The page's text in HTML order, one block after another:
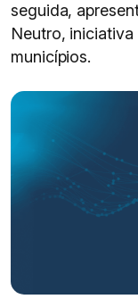
seguida,
Neutro,
municípios.